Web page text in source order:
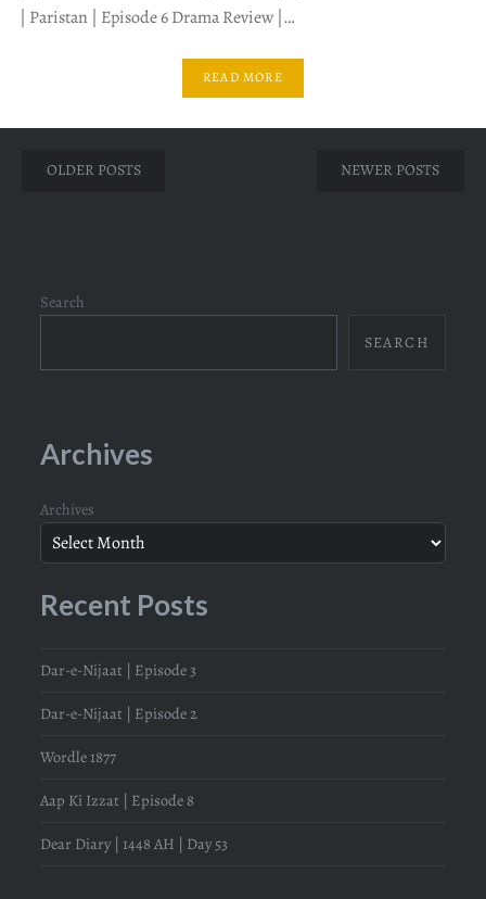
| Paristan | Episode 6 Drama Review |…
READ MORE
Posts
OLDER POSTS NEWER POSTS
Search
SEARCH
Archives
Archives
Recent Posts
Dar-e-Nijaat | Episode 3
Dar-e-Nijaat | Episode 2
Wordle 1877
Aap Ki Izzat | Episode 8
Dear Diary | 1448 AH | Day 53